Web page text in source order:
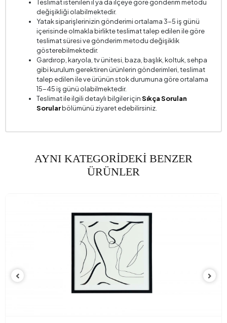
Teslimat istenilen il ya da ilçeye göre gönderim metodu
değişikliği olabilmektedir.
Yatak siparişlerinizin gönderimi ortalama 3-5 iş günü
içerisinde olmakla birlikte teslimat talep edilen ile göre
teslimat süresi ve gönderim metodu değişiklik
gösterebilmektedir.
Gardırop, karyola, tv ünitesi, baza, başlık, koltuk, sehpa
gibi kurulum gerektiren ürünlerin gönderimleri, teslimat
talep edilen ile ve ürünün stok durumuna göre ortalama
15-45 iş günü olabilmektedir.
Teslimat ile ilgili detaylı bilgiler içinSıkça Sorulan
Sorularbölümünü ziyaret edebilirsiniz.
AYNI KATEGORİDEKİ BENZER
ÜRÜNLER